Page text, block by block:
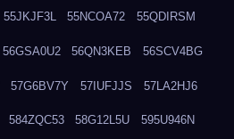
55JKJF3L 55NCOA72 55QDIRSM
56GSA0U2 56QN3KEB 56SCV4BG
57G6BV7Y 57IUFJJS 57LA2HJ6
584ZQC53 58G12L5U 595U946N